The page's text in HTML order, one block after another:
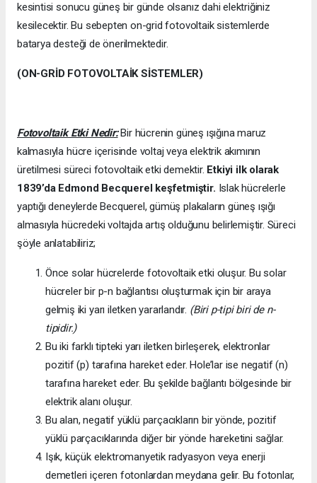
kesintisi sonucu güneş bir günde olsanız dahi elektriğiniz
kesilecektir. Bu sebepten on-grid fotovoltaik sistemlerde
batarya desteği de önerilmektedir.
(ON-GRİD FOTOVOLTAİK SİSTEMLER)
Fotovoltaik Etki Nedir:Bir hücrenin güneş ışığına maruz
kalmasıyla hücre içerisinde voltaj veya elektrik akımının
üretilmesi süreci fotovoltaik etki demektir. Etkiyi ilk olarak
1839’da Edmond Becquerel keşfetmiştir. Islak hücrelerle
yaptığı deneylerde Becquerel, gümüş plakaların güneş ışığı
almasıyla hücredeki voltajda artış olduğunu belirlemiştir. Süreci
şöyle anlatabiliriz;
Önce solar hücrelerde fotovoltaik etki oluşur. Bu solar
hücreler bir p-n bağlantısı oluşturmak için bir araya
gelmiş iki yarı iletken yararlandır. (Biri p-tipi biri de n-
tipidir.)
Bu iki farklı tipteki yarı iletken birleşerek, elektronlar
pozitif (p) tarafına hareket eder. Hole’lar ise negatif (n)
tarafına hareket eder. Bu şekilde bağlantı bölgesinde bir
elektrik alanı oluşur.
Bu alan, negatif yüklü parçacıkların bir yönde, pozitif
yüklü parçacıklarında diğer bir yönde hareketini sağlar.
Işık, küçük elektromanyetik radyasyon veya enerji
demetleri içeren fotonlardan meydana gelir. Bu fotonlar,